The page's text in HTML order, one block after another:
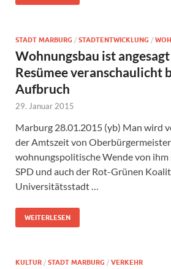
STADT MARBURG / STADTENTWICKLUNG /
Wohnungsbau ist
Resümee veranschaulicht
Aufbruch
29. Januar 2015
Marburg 28.01.2015 (yb) Man wird
der Amtszeit von
wohnungspolitische Wende von ihm
SPD und auch der Rot-Grünen
Universitätsstadt …
WEITERLESEN
KULTUR / STADT MARBURG / VERKEHR